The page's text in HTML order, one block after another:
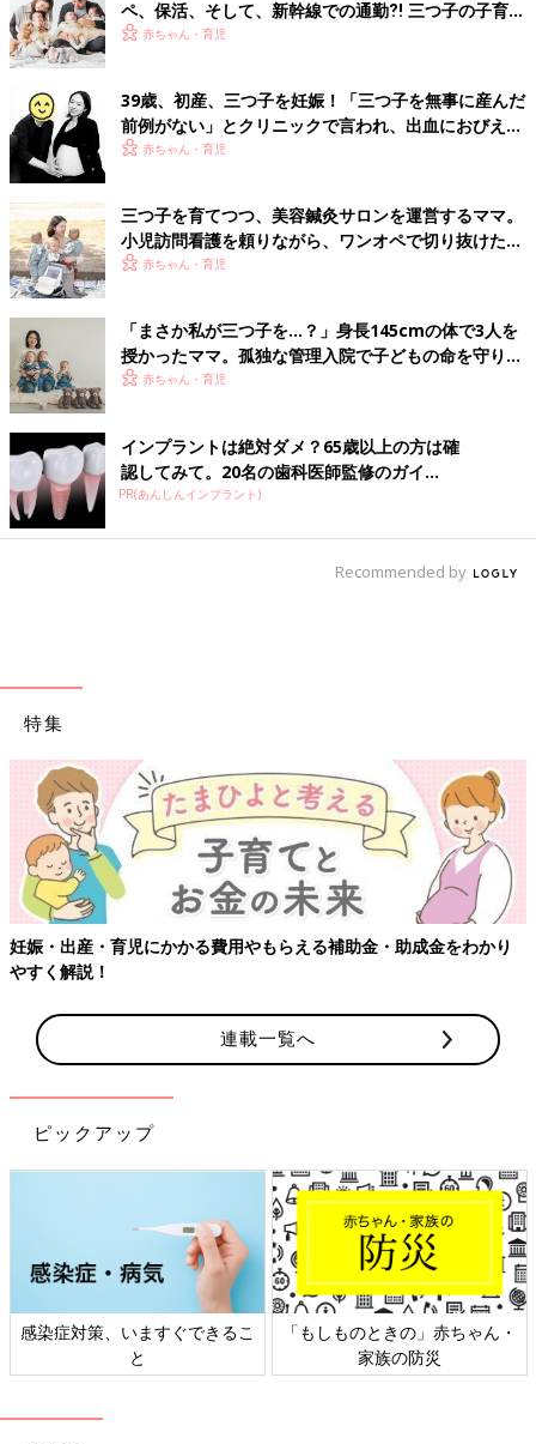
ペ、保活、そして、新幹線での通勤⁈ 三つ子の子育て
のリアル【多胎育児体験談】
赤ちゃん・育児
39歳、初産、三つ子を妊娠！「三つ子を無事に産んだ
前例がない」とクリニックで言われ、出血におびえる
日々…【桑子英里アナ・インタビュー】
赤ちゃん・育児
三つ子を育てつつ、美容鍼灸サロンを運営するママ。
小児訪問看護を頼りながら、ワンオペで切り抜けた赤
ちゃん育児！【多胎インタビュー・後編】
赤ちゃん・育児
「まさか私が三つ子を…？」身長145cmの体で3人を
授かったママ。孤独な管理入院で子どもの命を守り抜
いた！【多胎インタビュー・前編】
赤ちゃん・育児
インプラントは絶対ダメ？65歳以上の方は確
認してみて。20名の歯科医師監修のガイ...
PR(あんしんインプラント)
Recommended by
特集
【ワクチン接種できるものも】妊婦の感染症対策、知っておいて！
連載一覧へ
ピックアップ
日本外来小児科学会リーフレッ
ト検討会
六星占術 細木かおりさんの人生
相談